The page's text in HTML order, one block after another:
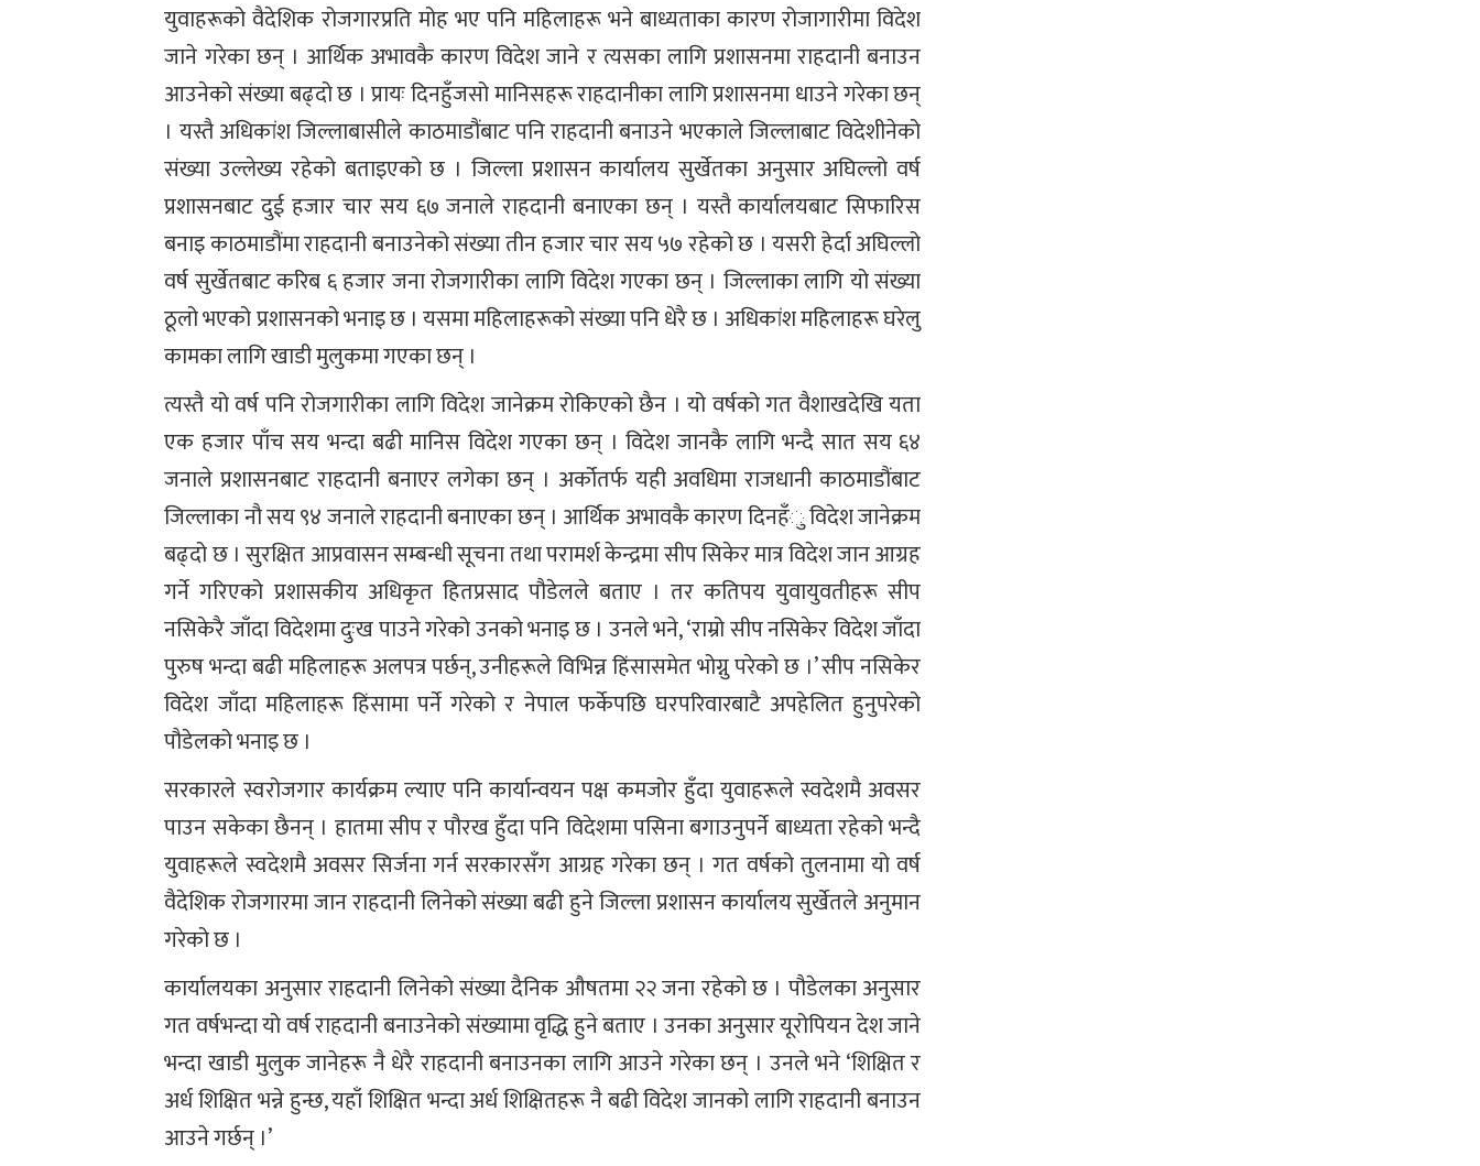
युवाहरूको वैदेशिक रोजगारप्रति मोह भए पनि महिलाहरू भने बाध्यताका कारण रोजागारीमा विदेश
जाने गरेका छन् । आर्थिक अभावकै कारण विदेश जाने र त्यसका लागि प्रशासनमा राहदानी बनाउन
आउनेको संख्या बढ्दो छ । प्रायः दिनहुँजसो मानिसहरू राहदानीका लागि प्रशासनमा धाउने गरेका छन्
। यस्तै अधिकांश जिल्लाबासीले काठमाडौंबाट पनि राहदानी बनाउने भएकाले जिल्लाबाट विदेशीनेको
संख्या उल्लेख्य रहेको बताइएको छ । जिल्ला प्रशासन कार्यालय सुर्खेतका अनुसार अघिल्लो वर्ष
प्रशासनबाट दुई हजार चार सय ६७ जनाले राहदानी बनाएका छन् । यस्तै कार्यालयबाट सिफारिस
बनाइ काठमाडौंमा राहदानी बनाउनेको संख्या तीन हजार चार सय ५७ रहेको छ । यसरी हेर्दा अघिल्लो
वर्ष सुर्खेतबाट करिब ६ हजार जना रोजगारीका लागि विदेश गएका छन् । जिल्लाका लागि यो संख्या
ठूलो भएको प्रशासनको भनाइ छ । यसमा महिलाहरूको संख्या पनि धेरै छ । अधिकांश महिलाहरू घरेलु
कामका लागि खाडी मुलुकमा गएका छन् ।
त्यस्तै यो वर्ष पनि रोजगारीका लागि विदेश जानेक्रम रोकिएको छैन । यो वर्षको गत वैशाखदेखि यता
एक हजार पाँच सय भन्दा बढी मानिस विदेश गएका छन् । विदेश जानकै लागि भन्दै सात सय ६४
जनाले प्रशासनबाट राहदानी बनाएर लगेका छन् । अर्कोतर्फ यही अवधिमा राजधानी काठमाडौंबाट
जिल्लाका नौ सय ९४ जनाले राहदानी बनाएका छन् । आर्थिक अभावकै कारण दिनहँु विदेश जानेक्रम
बढ्दो छ । सुरक्षित आप्रवासन सम्बन्धी सूचना तथा परामर्श केन्द्रमा सीप सिकेर मात्र विदेश जान आग्रह
गर्ने गरिएको प्रशासकीय अधिकृत हितप्रसाद पौडेलले बताए । तर कतिपय युवायुवतीहरू सीप
नसिकेरै जाँदा विदेशमा दुःख पाउने गरेको उनको भनाइ छ । उनले भने, ‘राम्रो सीप नसिकेर विदेश जाँदा
पुरुष भन्दा बढी महिलाहरू अलपत्र पर्छन्, उनीहरूले विभिन्न हिंसासमेत भोग्नु परेको छ ।’ सीप नसिकेर
विदेश जाँदा महिलाहरू हिंसामा पर्ने गरेको र नेपाल फर्केपछि घरपरिवारबाटै अपहेलित हुनुपरेको
पौडेलको भनाइ छ ।
सरकारले स्वरोजगार कार्यक्रम ल्याए पनि कार्यान्वयन पक्ष कमजोर हुँदा युवाहरूले स्वदेशमै अवसर
पाउन सकेका छैनन् । हातमा सीप र पौरख हुँदा पनि विदेशमा पसिना बगाउनुपर्ने बाध्यता रहेको भन्दै
युवाहरूले स्वदेशमै अवसर सिर्जना गर्न सरकारसँग आग्रह गरेका छन् । गत वर्षको तुलनामा यो वर्ष
वैदेशिक रोजगारमा जान राहदानी लिनेको संख्या बढी हुने जिल्ला प्रशासन कार्यालय सुर्खेतले अनुमान
गरेको छ ।
कार्यालयका अनुसार राहदानी लिनेको संख्या दैनिक औषतमा २२ जना रहेको छ । पौडेलका अनुसार
गत वर्षभन्दा यो वर्ष राहदानी बनाउनेको संख्यामा वृद्धि हुने बताए । उनका अनुसार यूरोपियन देश जाने
भन्दा खाडी मुलुक जानेहरू नै धेरै राहदानी बनाउनका लागि आउने गरेका छन् । उनले भने ‘शिक्षित र
अर्ध शिक्षित भन्ने हुन्छ, यहाँ शिक्षित भन्दा अर्ध शिक्षितहरू नै बढी विदेश जानको लागि राहदानी बनाउन
आउने गर्छन् ।’